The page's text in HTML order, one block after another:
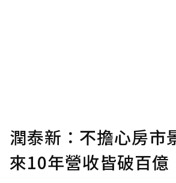
潤泰新：不擔心房市
來10年營收皆破百億